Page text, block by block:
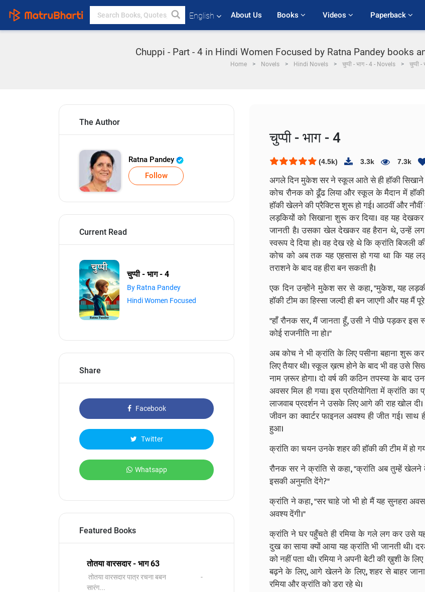
English About Us Books Videos Paperback
Chuppi - Part - 4 in Hindi Women Focused by Ratna Pandey books
Home Novels Hindi Novels चुप्पी - भाग - 4 - Novels चुप्पी -
The Author
Ratna Pandey
Follow
Current Read
चुप्पी - भाग - 4
By Ratna Pandey
Hindi Women Focused
Share
Facebook
Twitter
Whatsapp
Featured Books
तोतया वारसदार - भाग 63
तोतया वारसदार पात्र रचना बबन -
सारंग...
चुप्पी - भाग - 4
(4.5k) 3.3k 7.3k
अगले दिन मुकेश सर ने स्कूल आते से ही हॉकी सिखाने
कोच रौनक को ढूँढ लिया और स्कूल के मैदान में
हॉकी खेलने की प्रैक्टिस शुरू हो गई। आठवीं और
लड़कियों को सिखाना शुरू कर दिया। वह यह
जानती है। उसका खेल देखकर वह हैरान थे, उन्हें
स्वरूप दे दिया हो। वह देख रहे थे कि क्रांति बिजली
कोच को अब तक यह एहसास हो गया था कि यह
तराशने के बाद वह हीरा बन सकती है।
एक दिन उन्होंने मुकेश सर से कहा, "मुकेश, यह
हॉकी टीम का हिस्सा जल्दी ही बन जाएगी और यह मैं
"हाँ रौनक सर, मैं जानता हूँ, उसी ने पीछे पड़कर
कोई राजनीति ना हो।"
अब कोच ने भी क्रांति के लिए पसीना बहाना शुरू
लिए तैयार थी। स्कूल ख़त्म होने के बाद भी वह उसे
नाम ज़रूर होगा। दो वर्ष की कठिन तपस्या के
अवसर मिल ही गया। इस प्रतियोगिता में क्रांति
लाजवाब प्रदर्शन ने उसके लिए आगे की राह खोल
जीवन का क्वार्टर फाइनल अवश्य ही जीत गई। साथ
हुआ।
क्रांति का चयन उनके शहर की हॉकी की टीम में हो
रौनक सर ने क्रांति से कहा, "क्रांति अब तुम्हें खेलने
इसकी अनुमति देंगे?"
क्रांति ने कहा, "सर चाहे जो भी हो मैं यह सुनहरा
अवश्य देंगी।"
क्रांति ने घर पहुँचते ही रमिया के गले लग कर उसे यह
दुख का साया क्यों आया यह क्रांति भी जानती
को नहीं पता थी। रमिया ने अपनी बेटी की ख़ुशी के
बढ़ने के लिए, आगे खेलने के लिए, शहर से बाहर जाना
रमिया और क्रांति को डरा रहे थे।